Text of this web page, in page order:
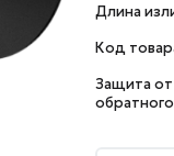
Длина
Код
Защита от